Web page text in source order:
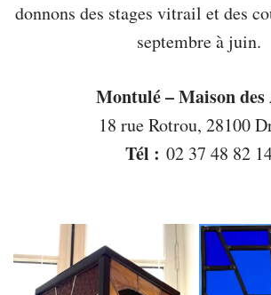
donnons des stages vitrail et des
septembre à juin.
Montulé – Maison
18 rue Rotrou, 28100
Tél : 02 37 48 82